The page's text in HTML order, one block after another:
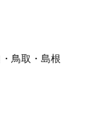
鳥取・島根